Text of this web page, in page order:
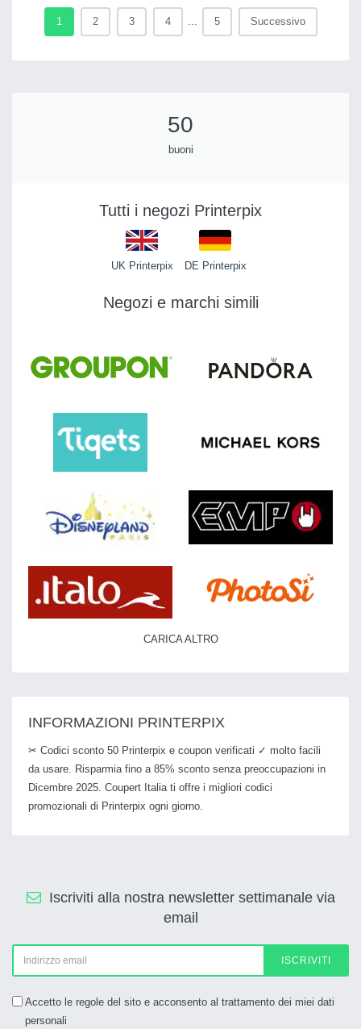
1 2 3 4 5 Successivo
50
buoni
Tutti i negozi Printerpix
UK Printerpix DE Printerpix
Negozi e marchi simili
CARICA ALTRO
INFORMAZIONI PRINTERPIX
✂ Codici sconto 50 Printerpix e coupon verificati ✓ molto facili
da usare. Risparmia fino a 85% sconto senza preoccupazioni in
Dicembre 2025. Coupert Italia ti offre i migliori codici
promozionali di Printerpix ogni giorno.
Iscriviti alla nostra newsletter settimanale via
email
ISCRIVITI
Accetto le regole del sito e acconsento al trattamento dei miei dati
personali